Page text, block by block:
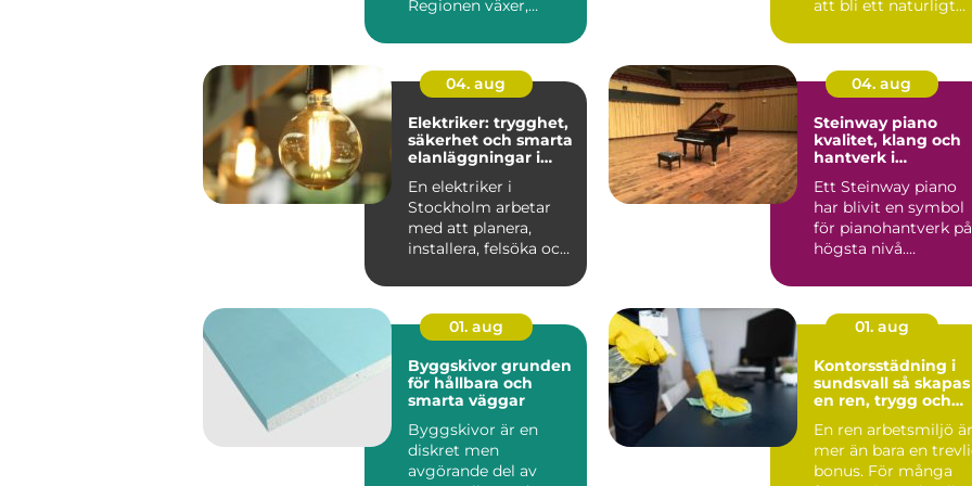
Regionen växer,
att bli ett naturligt
04. aug
Elektriker: trygghet,
säkerhet och smarta
elanläggningar i
En elektriker i
Stockholm arbetar
med att planera,
installera, felsöka och
04. aug
Steinway piano
kvalitet, klang och
hantverk i
Ett Steinway piano
har blivit en symbol
för pianohantverk på
högsta nivå.
används på ko...
01. aug
Byggskivor grunden
för hållbara och
smarta väggar
Byggskivor är en
diskret men
avgörande del av
01. aug
Kontorsstädning i
sundsvall så skapas
en ren, trygg och
En ren arbetsmiljö är
mer än bara en
bonus. För många